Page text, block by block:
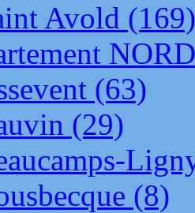
Avold (169)
NORD
(63)
(29)
(8)